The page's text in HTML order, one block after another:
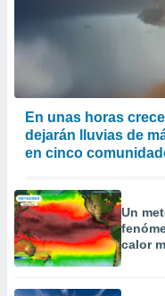
datos
perfiles
utilizar
crear un
uso de
la
contenido
medir el
En unas horas
dejarán lluvias de
en cinco
Un
calor